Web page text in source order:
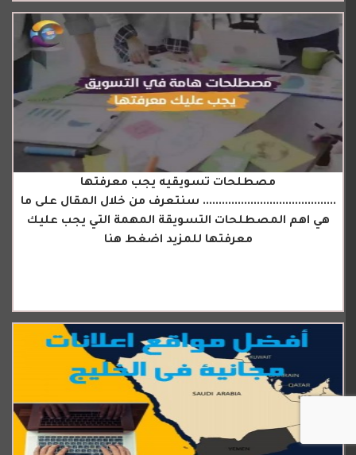
مصطلحات تسويقيه يجب معرفتها
.......................................... سنتعرف من خلال المقال على ما
هي اهم المصطلحات التسويقة المهمة التي يجب عليك
معرفتها للمزيد اضغط هنا